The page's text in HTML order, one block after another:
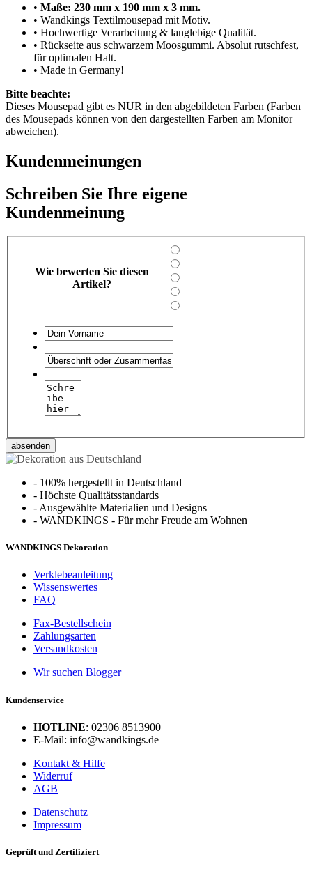
• Maße: 230 mm x 190 mm x 3 mm.
• Wandkings Textilmousepad mit Motiv.
• Hochwertige Verarbeitung & langlebige Qualität.
• Rückseite aus schwarzem Moosgummi. Absolut rutschfest,
für optimalen Halt.
• Made in Germany!
Bitte beachte:
Dieses Mousepad gibt es NUR in den abgebildeten Farben (Farben
des Mousepads können von den dargestellten Farben am Monitor
abweichen).
Kundenmeinungen
Schreiben Sie Ihre eigene
Kundenmeinung
Wie bewerten Sie diesen
Artikel?
absenden
- 100% hergestellt in Deutschland
- Höchste Qualitätsstandards
- Ausgewählte Materialien und Designs
- WANDKINGS - Für mehr Freude am Wohnen
WANDKINGS Dekoration
Verklebeanleitung
Wissenswertes
FAQ
Fax-Bestellschein
Zahlungsarten
Versandkosten
Wir suchen Blogger
Kundenservice
HOTLINE: 02306 8513900
E-Mail: info@wandkings.de
Kontakt & Hilfe
Widerruf
AGB
Datenschutz
Impressum
Geprüft und Zertifiziert